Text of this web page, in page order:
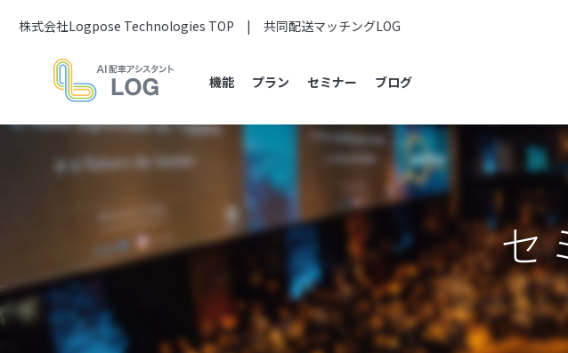
株式会社Logpose Technologies TOP | 共同配送マッチングLOG
機能 プラン セミナー ブログ
セ